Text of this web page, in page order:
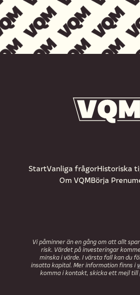
StartVanliga frågorHistoriska
Om VQMBörja
Vi påminner än en gång om att allt
risk. Värdet på investeringar
minska i värde. I värsta fall kan du
insatta kapital. Mer information finns i
komma i kontakt, skicka ett mejl till